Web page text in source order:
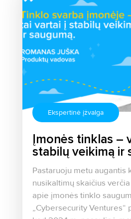
Ekspertinė įžvalga
Įmonės tinklas –
stabilų veikimą ir
Pastaruoju metu augantis
nusikaltimų skaičius
apie įmonės tinklo
„Cybersecurity Ventures“